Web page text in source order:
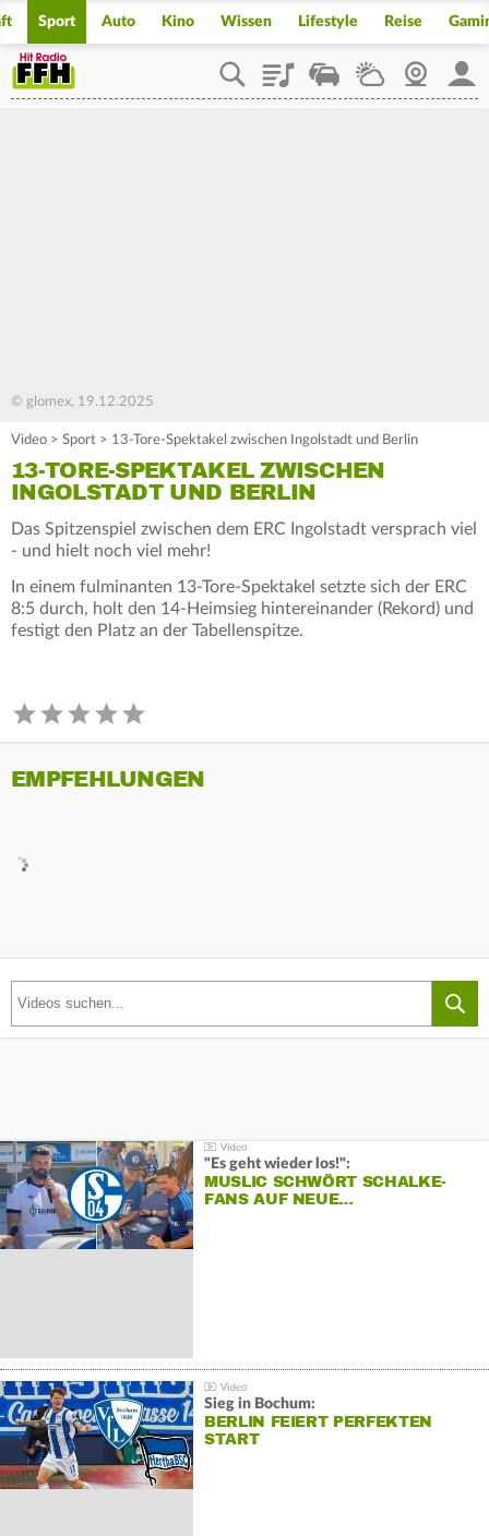
Sport Auto Kino Wissen Lifestyle Reise
PlaylistStaupilotWetterWebcam
© glomex, 19.12.2025
Video > Sport > 13-Tore-Spektakel zwischen Ingolstadt und Berlin
13-TORE-SPEKTAKEL ZWISCHEN
INGOLSTADT UND BERLIN
Das Spitzenspiel zwischen dem ERC Ingolstadt versprach viel
- und hielt noch viel mehr!
In einem fulminanten 13-Tore-Spektakel setzte sich der ERC
8:5 durch, holt den 14-Heimsieg hintereinander (Rekord) und
festigt den Platz an der Tabellenspitze.
EMPFEHLUNGEN
"Es geht wieder los!":
MUSLIC SCHWÖRT SCHALKE-
FANS AUF NEUE…
Sieg in Bochum:
BERLIN FEIERT PERFEKTEN
START